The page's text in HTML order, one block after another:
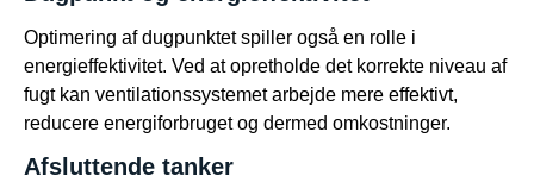
Optimering af dugpunktet spiller også en rolle i
energieffektivitet. Ved at opretholde det korrekte niveau af
fugt kan ventilationssystemet arbejde mere effektivt,
reducere energiforbruget og dermed omkostninger.
Afsluttende tanker